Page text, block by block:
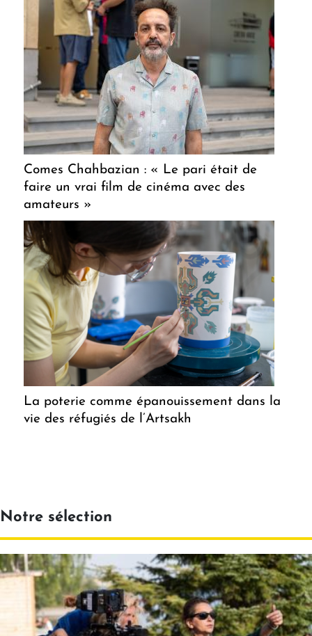
Comes Chahbazian : « Le pari était de
faire un vrai film de cinéma avec des
amateurs »
La poterie comme épanouissement dans la
vie des réfugiés de l’Artsakh
Notre sélection